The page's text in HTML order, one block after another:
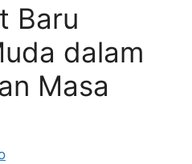
Baru
dalam
Masa